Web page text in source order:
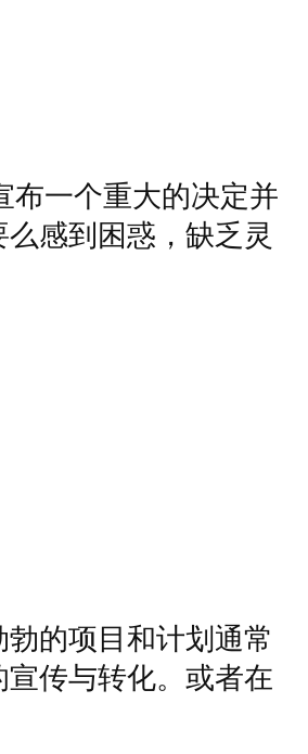
布一个重大的决定并
感到困惑，缺乏灵
的项目和计划通常
传与转化。或者在